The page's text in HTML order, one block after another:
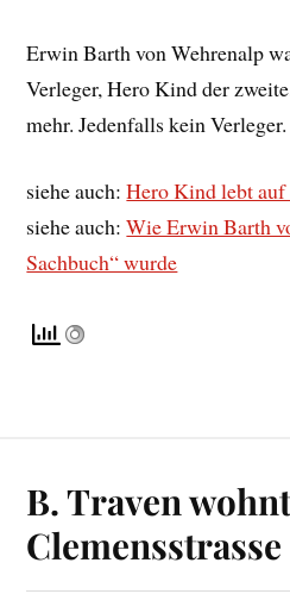
Erwin Barth von Wehrenalp
Verleger, Hero Kind der
mehr. Jedenfalls kein
siehe auch:Hero Kind lebt auf
siehe auch:Wie Erwin Barth
Sachbuch“ wurde
B. Traven
Clemensstrasse